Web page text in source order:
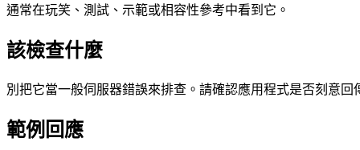
通常在玩笑、測試、示範或相容性參考中看到它。
該檢查什麼
別把它當一般伺服器錯誤來排查。請確認應用程式是否刻意回
範例回應